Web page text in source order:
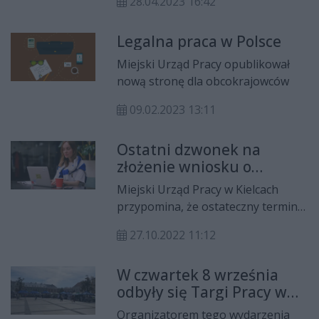
Zbigniew Brzeziński.
Legalna praca w Polsce
Miejski Urząd Pracy opublikował
nową stronę dla obcokrajowców
09.02.2023 13:11
Ostatni dzwonek na
złożenie wniosku o
dofinansowanie do
własnej działalności
gospodarczej
Miejski Urząd Pracy w Kielcach
przypomina, że ostateczny termin
dofinansowanie do podjęcia
środków PO WER mija 28
października. Maksymalna
wysokość dotacji to 30 000 zł, a
27.10.2022 11:12
W czwartek 8 września
odbyły się Targi Pracy w
Kielcach
Organizatorem tego wydarzenia